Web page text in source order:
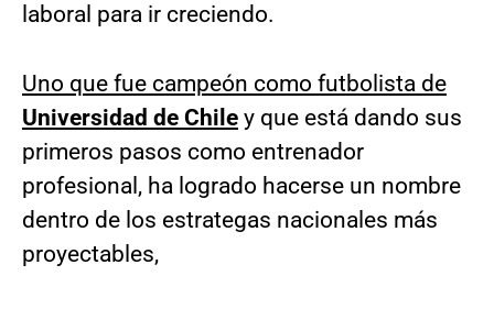
laboral para ir creciendo.
Uno que fue campeón como futbolista de
Universidad de Chile y que está dando sus
primeros pasos como entrenador
profesional, ha logrado hacerse un nombre
dentro de los estrategas nacionales más
proyectables,